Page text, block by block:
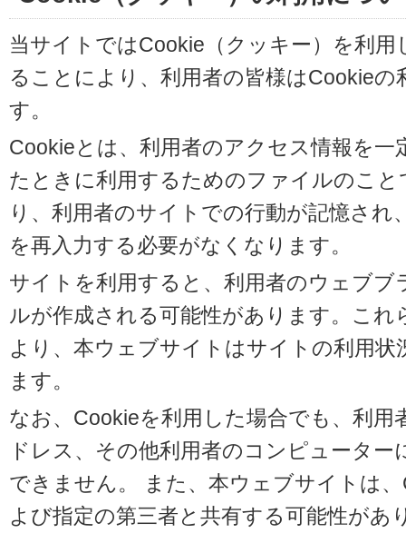
当サイトではCookie（クッキー）を利
ることにより、利用者の皆様はCookie
す。
Cookieとは、利用者のアクセス情報を
たときに利用するためのファイルのこ
り、利用者のサイトでの行動が記憶さ
を再入力する必要がなくなります。
サイトを利用すると、利用者のウェブ
ルが作成される可能性があります。こ
より、本ウェブサイトはサイトの利用
ます。
なお、Cookieを利用した場合でも、利用
ドレス、その他利用者のコンピュータ
できません。 また、本ウェブサイトは
よび指定の第三者と共有する可能性があ